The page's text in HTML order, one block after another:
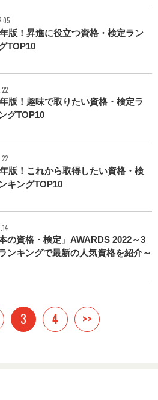
版！昇進に役立つ資格・検定ラン
TOP10
版！趣味で取りたい資格・検定ラ
グTOP10
版！これから取得したい資格・検
キングTOP10
本の資格・検定」AWARDS 2022～3
ンキングで最新の人気資格を紹介～
3 4 >>